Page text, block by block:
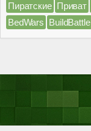
Пиратские Приват
BedWars BuildBattle